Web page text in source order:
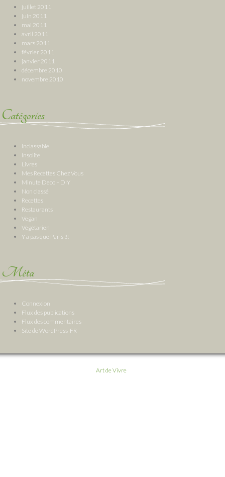
juillet 2011
juin 2011
mai 2011
avril 2011
mars 2011
février 2011
janvier 2011
décembre 2010
novembre 2010
Catégories
Inclassable
Insolite
Livres
Mes Recettes Chez Vous
Minute Deco – DIY
Non classé
Recettes
Restaurants
Vegan
Végétarien
Y a pas que Paris !!!
Méta
Connexion
Flux des publications
Flux des commentaires
Site de WordPress-FR
Art de Vivre